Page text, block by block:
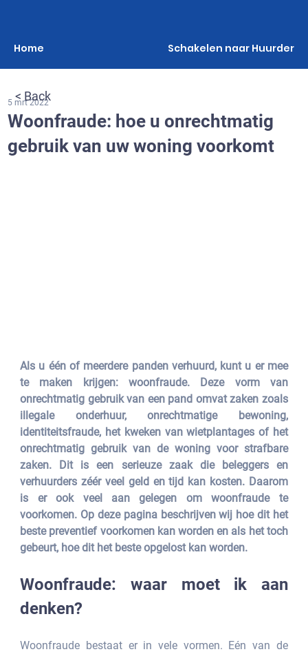
Schakelen naar Huurder
Home
Woonfraude: hoe u onrechtmatig
gebruik van uw woning voorkomt
5 mrt 2022
Als u één of meerdere panden verhuurd, kunt u er mee
te maken krijgen: woonfraude. Deze vorm van
onrechtmatig gebruik van een pand omvat zaken zoals
illegale onderhuur, onrechtmatige bewoning,
identiteitsfraude, het kweken van wietplantages of het
onrechtmatig gebruik van de woning voor strafbare
zaken. Dit is een serieuze zaak die beleggers en
verhuurders zéér veel geld en tijd kan kosten. Daarom
is er ook veel aan gelegen om woonfraude te
voorkomen. Op deze pagina beschrijven wij hoe dit het
beste preventief voorkomen kan worden en als het toch
gebeurt, hoe dit het beste opgelost kan worden.
Woonfraude: waar moet ik aan
denken?
Woonfraude bestaat er in vele vormen. Eén van de
< Back